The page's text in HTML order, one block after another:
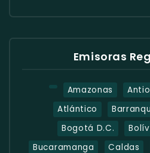
Emisoras
Amazonas
Atlántico
Bogotá D.C.
Bucaramanga
Caldas